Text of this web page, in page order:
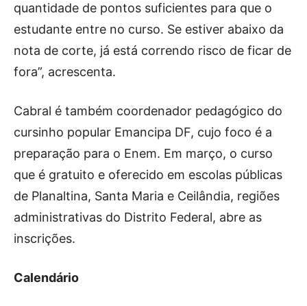
quantidade de pontos suficientes para que o
estudante entre no curso. Se estiver abaixo da
nota de corte, já está correndo risco de ficar de
fora”, acrescenta.
Cabral é também coordenador pedagógico do
cursinho popular Emancipa DF, cujo foco é a
preparação para o Enem. Em março, o curso
que é gratuito e oferecido em escolas públicas
de Planaltina, Santa Maria e Ceilândia, regiões
administrativas do Distrito Federal, abre as
inscrições.
Calendário